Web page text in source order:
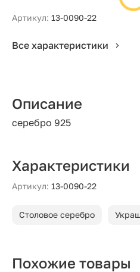
Артикул: 13-0090-22
Все характеристики
Описание
серебро 925
Характеристики
Артикул: 13-0090-22
Столовое серебро
Похожие товары